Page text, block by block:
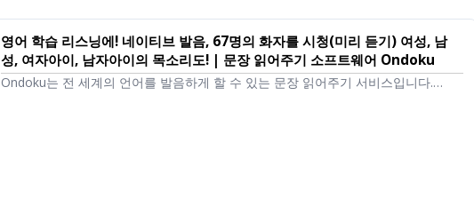
영어 학습 리스닝에! 네이티브 발음, 67명의 화자를 시청(미리 듣기) 여성, 남
성, 여자아이, 남자아이의 목소리도! | 문장 읽어주기 소프트웨어 Ondoku
Ondoku는 전 세계의 언어를 발음하게 할 수 있는 문장 읽어주기 서비스입니다.